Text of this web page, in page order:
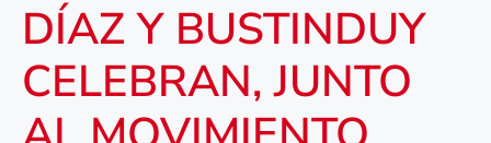
DÍAZ Y BUSTINDUY
CELEBRAN, JUNTO